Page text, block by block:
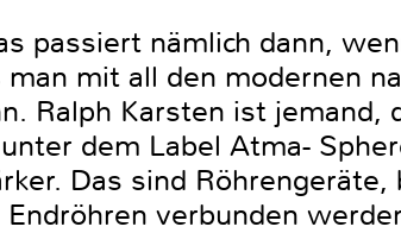
passiert nämlich dann,
mit all den modernen
Ralph Karsten ist jemand,
dem Label Atma-
Das sind Röhrengeräte,
verbunden